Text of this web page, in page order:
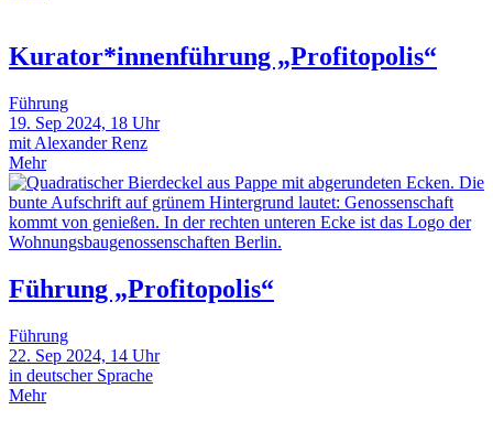
Kurator*innenführung „Profitopolis“
Führung
19. Sep 2024, 18 Uhr
mit Alexander Renz
Mehr
Führung „Profitopolis“
Führung
22. Sep 2024, 14 Uhr
in deutscher Sprache
Mehr